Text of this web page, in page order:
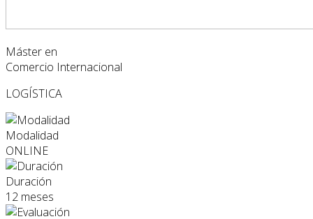
Máster en
Comercio Internacional
LOGÍSTICA
Modalidad
ONLINE
Duración
12 meses